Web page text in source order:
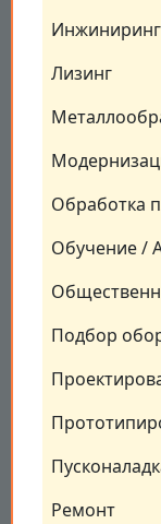
Инжиниринг
Лизинг
Обработка
Обучение /
Подбор
Ремонт